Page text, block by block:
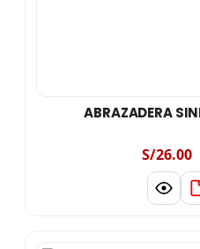
ABRAZADERA
S/26.00